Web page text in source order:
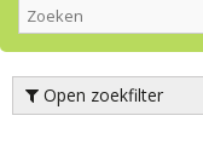
Open zoekfilter